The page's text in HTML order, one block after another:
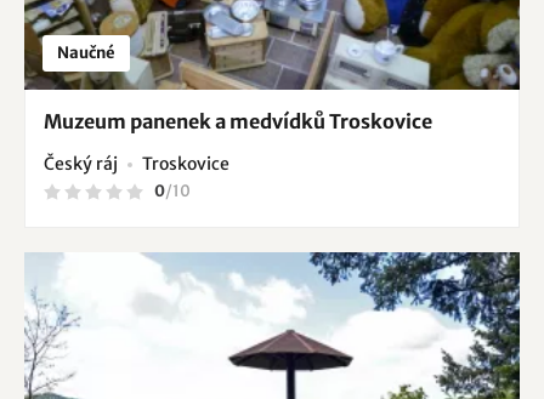
Naučné
Muzeum panenek a medvídků Troskovice
Český ráj Troskovice
0/10